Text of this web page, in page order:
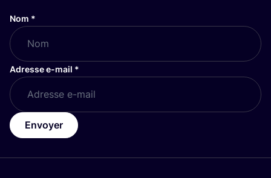
Nom *
Adresse e-mail *
Envoyer